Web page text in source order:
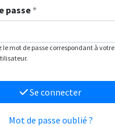
passe*
le mot de passe correspondant à votre
Se connecter
Mot de passe oublié ?